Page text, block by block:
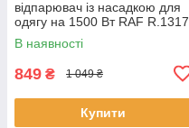
відпарювач із насадкою для
одягу на 1500 Вт RAF R.1317
Чорний Електричний
відпарювач
В наявності
849 ₴ 1 049 ₴
Купити